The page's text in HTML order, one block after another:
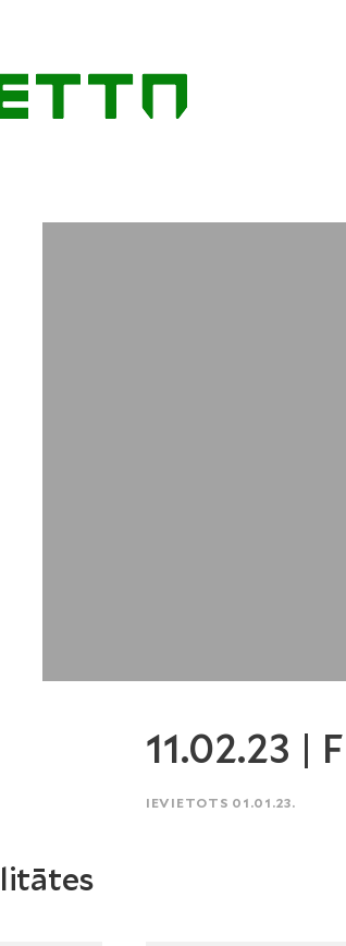
11.02.23 |
IEVIETOTS 01.01.23.